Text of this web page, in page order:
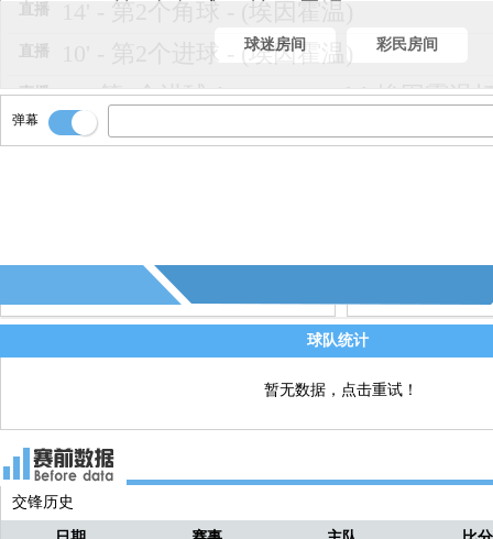
直播
直播 10' - 第2个进球 - (埃因霍温)
直播
8' - 第1个进球！Goooooooal！埃因霍温
本场比赛第一个进球！
本场比赛天气情况：局部有云,雨
直播 本场比赛场地情况：一般
直播
大家好，欢迎收看本场比赛直播，球员
在热身，比赛即将开始
球迷房间 彩民房间
弹幕
球队统计
暂无数据，点击重试！
交锋历史